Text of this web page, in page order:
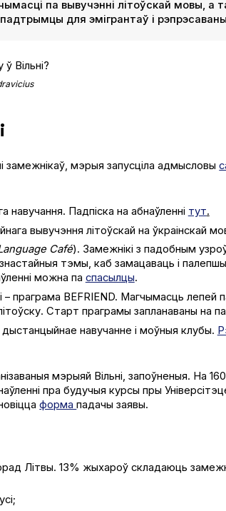
па вывучэнні літоўскай мовы,
падтрымцы для эмігрантаў і
замежнікаў, мэрыя запусціла адмысловы
Падпіска на абнаўленні тут.
вывучэння літоўскай на ўкраінскай
Café). Замежнікі з падобным
тэмы, каб замацаваць і
можна па спасылцы.
праграма BEFRIEND. Магчымасць лепей
Старт праграмы запланаваны на
дыстанцыйнае навучанне і моўныя клубы.
мэрыяй Вільні, запоўненыя. На
пра будучыя курсы пры
формападачы заявы.
Літвы. 13% жыхароў складаюць